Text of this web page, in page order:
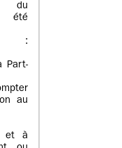
du
été
:
Part-
au
et à